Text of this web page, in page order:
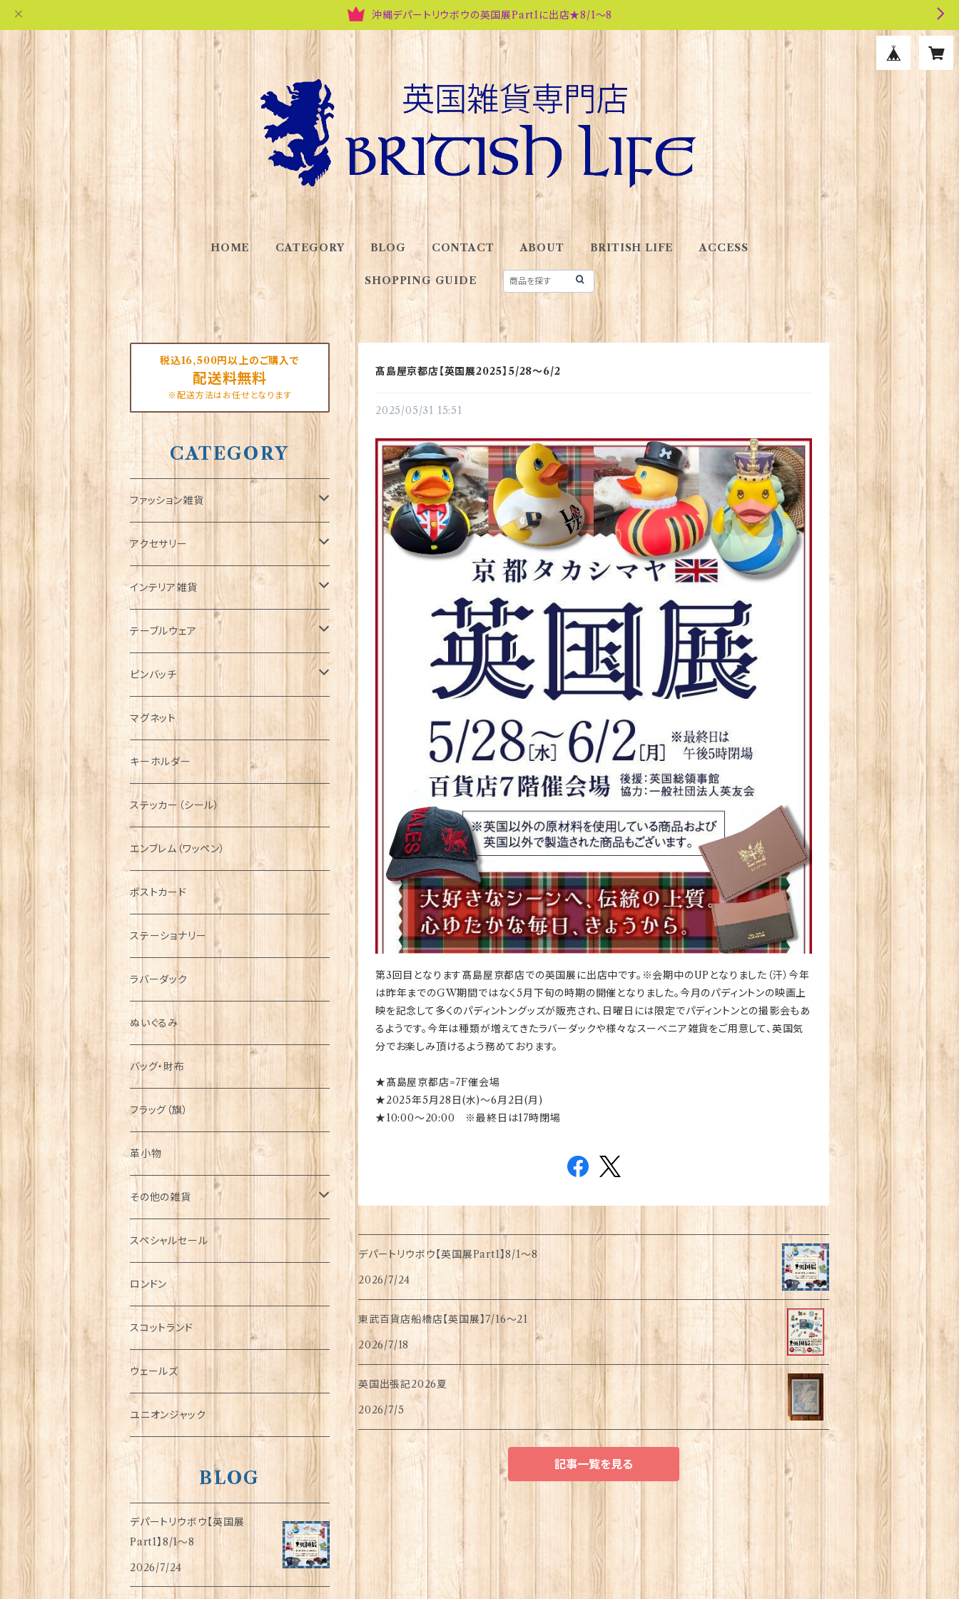
沖縄デパートリウボウの英国展Part1に出店★8/1～8
HOME CATEGORY BLOG CONTACT ABOUT BRITISH LIFE ACCESS
SHOPPING GUIDE
髙島屋京都店【英国展2025】5/28～6/2
2025/05/31 15:51
第3回目となります髙島屋京都店での英国展に出店中です。※会期中のUPとなりました（汗）今年
は昨年までのGW期間ではなく5月下旬の時期の開催となりました。今月のパディントンの映画上
映を記念して多くのパディントングッズが販売され、日曜日には限定でパディントンとの撮影会もあ
るようです。今年は種類が増えてきたラバーダックや様々なスーベニア雑貨をご用意して、英国気
分でお楽しみ頂けるよう務めております。
★髙島屋京都店=7F催会場
★2025年5月28日(水)～6月2日(月)
★10:00～20:00 ※最終日は17時閉場
デパートリウボウ【英国展Part1】8/1〜8
2026/7/24
東武百貨店船橋店【英国展】7/16～21
2026/7/18
英国出張記2026夏
2026/7/5
記事一覧を見る
税込16,500円以上のご購入で
配送料無料
※配送方法はお任せとなります
CATEGORY
ファッション雑貨
タータンネクタイ
帽子
キャップ
ハンチング帽
キャスケット
ディアストーカー
ニット帽
Tシャツ
マフラー
タータン【Bronte by Moon】
タータン【Glencroft】
ボタンラップマフラー【Aran Traditions】
サッシュ
スカーフ
ファッションマスク
アクセサリー
ORTAK
ブローチ
ペンダント
チャーム
その他のアクセサリー
インテリア雑貨
インテリア置物
ラブスプーン
ラブスプーン【SION LLEWELLYN】
ラブスプーン【PAUL CURTIS】
ファブリック
テーブルウェア
ティータオル
ペーパーナプキン
ティーコジー
その他テーブルウェア
ピンバッチ
ジェネラルデザイン
乗り物
動物＆植物
国旗＆紋章
音楽＆楽器
ミリタリー
NAVY
AIRFORCE
ARMY
ピューター
マグネット
キーホルダー
ステッカー（シール）
エンブレム（ワッペン）
ポストカード
ステーショナリー
ラバーダック
ぬいぐるみ
バッグ・財布
フラッグ（旗）
革小物
その他の雑貨
ミニカー
チャーム
犬グッズ
傘
指貫(シンブル)
スペシャルセール
ロンドン
スコットランド
ウェールズ
ユニオンジャック
BLOG
デパートリウボウ【英国展
Part1】8/1〜8
2026/7/24